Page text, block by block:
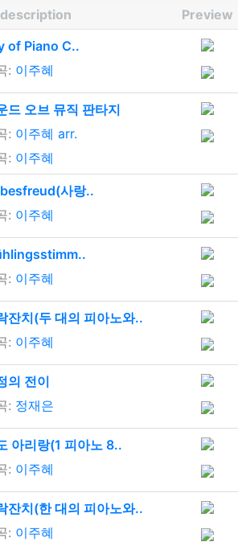
description
Preview
of Piano C..
: 이주혜
드 오브 뮤직 판타지
: 이주혜 arr.
: 이주혜
사랑..
: 이주혜
: 이주혜
잔치(두 대의 피아노와..
: 이주혜
의 전이
: 정재은
아리랑(1 피아노 8..
: 이주혜
잔치(한 대의 피아노와..
: 이주혜